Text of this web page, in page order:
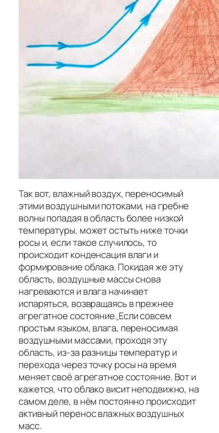
Так вот, влажный воздух, переносимый
этими воздушными потоками, на гребне
волны попадая в область более низкой
температуры, может остыть ниже точки
росы и, если такое случилось, то
происходит конденсация влаги и
формирование облака. Покидая же эту
область, воздушные массы снова
нагреваются и влага начинает
испаряться, возвращаясь в прежнее
агрегатное состояние. Если совсем
простым языком, влага, переносимая
воздушными массами, проходя эту
область, из-за разницы температур и
перехода через точку росы на время
меняет своё агрегатное состояние. Вот и
кажется, что облако висит неподвижно, на
самом деле, в нём постоянно происходит
активный перенос влажных воздушных
масс.